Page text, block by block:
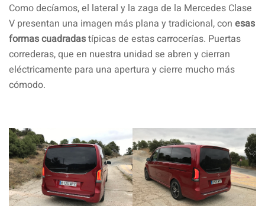
Como decíamos, el lateral y la zaga de la Mercedes Clase
V presentan una imagen más plana y tradicional, con esas
formas cuadradastípicas de estas carrocerías. Puertas
correderas, que en nuestra unidad se abren y cierran
eléctricamente para una apertura y cierre mucho más
cómodo.